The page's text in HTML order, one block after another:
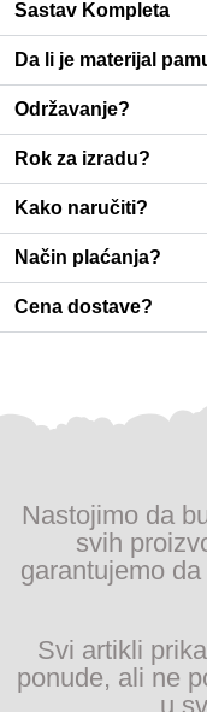
Sastav Kompleta
Da li je materijal
Održavanje?
Rok za izradu?
Kako naručiti?
Način plaćanja?
Cena dostave?
Nastojimo da
svih
garantujemo
Svi artikli
ponude, ali ne
u